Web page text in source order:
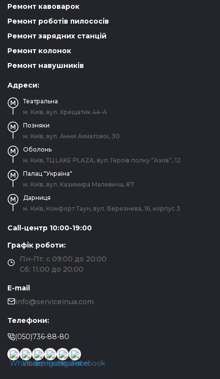
Ремонт кавоварок
Ремонт роботів пилососів
Ремонт зарядних станцій
Ремонт колонок
Ремонт навушників
Адреси:
Театральна
м. Київ, вул. Хрещатик 44-A
Позняки
м. Київ, вул. Анни Ахматової, 30
Оболонь
м. Київ, ТЦ LAKE PLAZA, вул. Героїв полку “Азов”, 12
Палац "Україна"
м. Київ, вул. Казимира Малевича, 87
Дарниця
м. Київ, Комфорт Таун, вул. Березнева, 16, корпус 3
Call-центр 10:00-19:00
Графік роботи:
Пн-Пт: с 09:00 до 20:00
Сб: 11:00 до 20:00
E-mail
info@serviceinua.com
Телефони:
(050)736-88-80